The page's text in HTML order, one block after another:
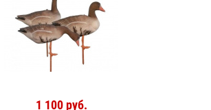
1 100 руб.